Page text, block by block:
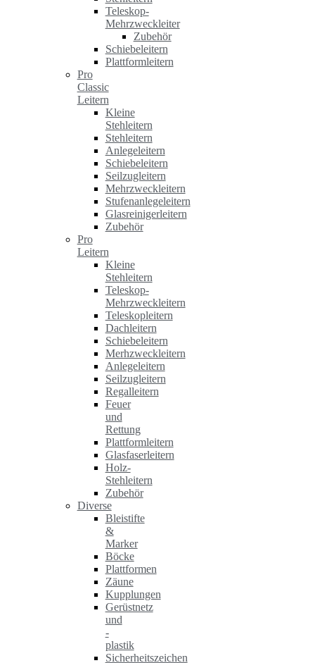
Teleskop-
Mehrzweckleiter
Zubehör
Schiebeleitern
Plattformleitern
Pro
Classic
Leitern
Kleine
Stehleitern
Stehleitern
Anlegeleitern
Schiebeleitern
Seilzugleitern
Mehrzweckleitern
Stufenanlegeleitern
Glasreinigerleitern
Zubehör
Pro
Leitern
Kleine
Stehleitern
Teleskop-
Mehrzweckleitern
Teleskopleitern
Dachleitern
Schiebeleitern
Merhzweckleitern
Anlegeleitern
Seilzugleitern
Regalleitern
Feuer
und
Rettung
Plattformleitern
Glasfaserleitern
Holz-
Stehleitern
Zubehör
Diverse
Bleistifte
&
Marker
Böcke
Plattformen
Zäune
Kupplungen
Gerüstnetz
und
-
plastik
Sicherheitszeichen